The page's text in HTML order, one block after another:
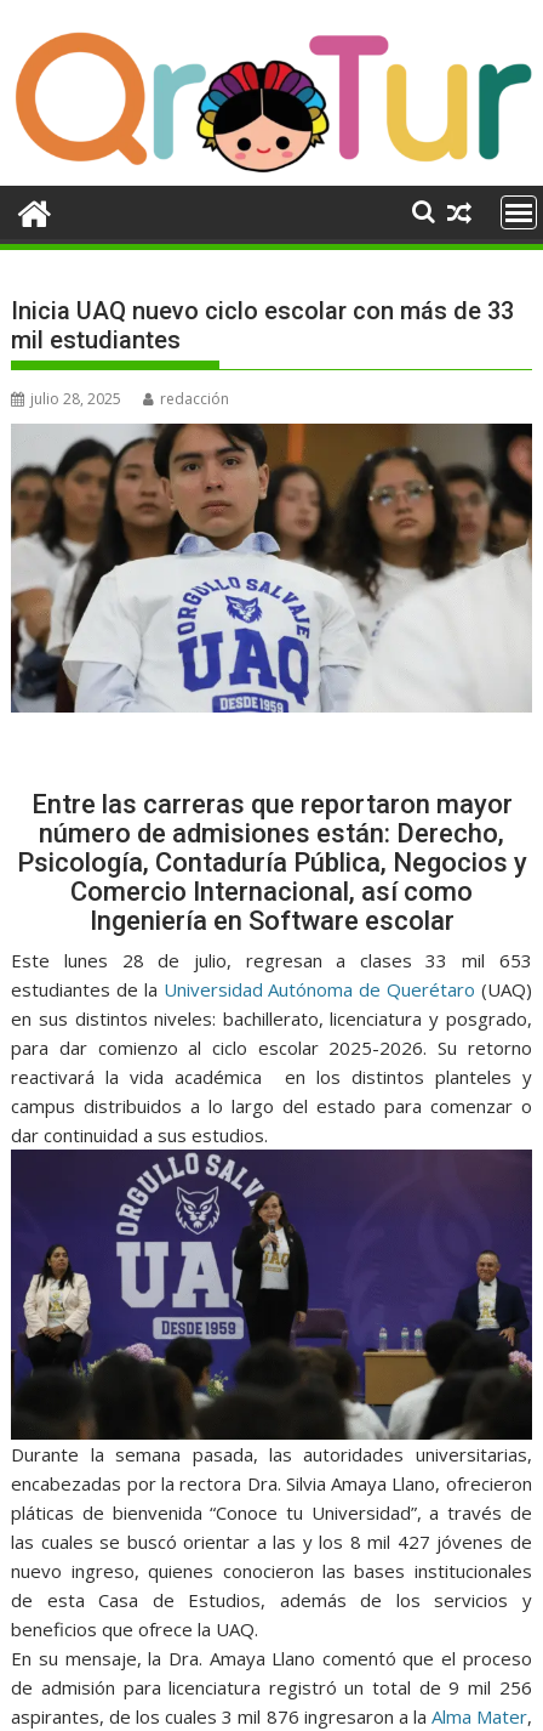
contenido
Inicia UAQ nuevo ciclo escolar con más de 33
mil estudiantes
julio 28, 2025 redacción
Entre las carreras que reportaron mayor
número de admisiones están: Derecho,
Psicología, Contaduría Pública, Negocios y
Comercio Internacional, así como
Ingeniería en Software escolar
Este lunes 28 de julio, regresan a clases 33 mil 653
estudiantes de la Universidad Autónoma de Querétaro (UAQ)
en sus distintos niveles: bachillerato, licenciatura y posgrado,
para dar comienzo al ciclo escolar 2025-2026. Su retorno
reactivará la vida académica en los distintos planteles y
campus distribuidos a lo largo del estado para comenzar o
dar continuidad a sus estudios.
Durante la semana pasada, las autoridades universitarias,
encabezadas por la rectora Dra. Silvia Amaya Llano, ofrecieron
pláticas de bienvenida “Conoce tu Universidad”, a través de
las cuales se buscó orientar a las y los 8 mil 427 jóvenes de
nuevo ingreso, quienes conocieron las bases institucionales
de esta Casa de Estudios, además de los servicios y
beneficios que ofrece la UAQ.
En su mensaje, la Dra. Amaya Llano comentó que el proceso
de admisión para licenciatura registró un total de 9 mil 256
aspirantes, de los cuales 3 mil 876 ingresaron a la Alma Mater,